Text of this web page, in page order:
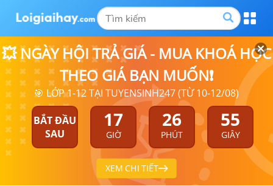
💥 NGÀY HỘI TRẢ GIÁ - MUA KHOÁ HỌC
THEO GIÁ BẠN MUỐN❗
🎯 LỚP 1-12 TẠI TUYENSINH247 (TỪ 10-12/08)
BẮT ĐẦU
SAU
17
GIỜ
26
PHÚT
55
GIÂY
XEM CHI TIẾT